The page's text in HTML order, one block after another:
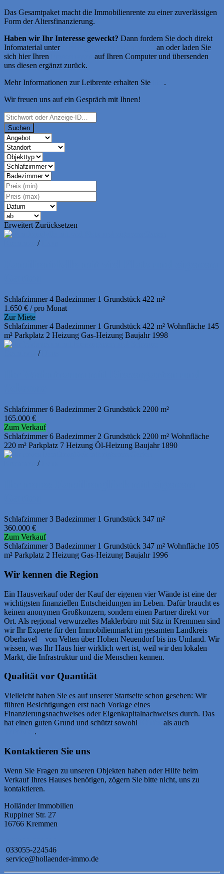
Das Gesamtpaket macht die Immobilienrente zu einer zuverlässigen
Form der Altersfinanzierung.
Haben wir Ihr Interesse geweckt? Dann fordern Sie doch direkt
Infomaterial unter
an oder laden Sie
sich hier Ihren
auf Ihren Computer und übersenden
uns diesen ergänzt zurück.
Mehr Informationen zur Leibrente erhalten Sie
.
Wir freuen uns auf ein Gespräch mit Ihnen!
Erweitert Zurücksetzen
/
Schlafzimmer 4 Badezimmer 1 Grundstück 422 m²
1.650 € / pro Monat
Zur Miete
Schlafzimmer 4 Badezimmer 1 Grundstück 422 m² Wohnfläche 145
m² Parkplatz 2 Heizung Gas-Heizung Baujahr 1998
/
Schlafzimmer 6 Badezimmer 2 Grundstück 2200 m²
165.000 €
Zum Verkauf
Schlafzimmer 6 Badezimmer 2 Grundstück 2200 m² Wohnfläche
220 m² Parkplatz 7 Heizung Öl-Heizung Baujahr 1890
/
Schlafzimmer 3 Badezimmer 1 Grundstück 347 m²
360.000 €
Zum Verkauf
Schlafzimmer 3 Badezimmer 1 Grundstück 347 m² Wohnfläche 105
m² Parkplatz 2 Heizung Gas-Heizung Baujahr 1996
Wir kennen die Region
Ein Hausverkauf oder der Kauf der eigenen vier Wände ist eine der
wichtigsten finanziellen Entscheidungen im Leben. Dafür braucht es
keinen anonymen Großkonzern, sondern einen Partner direkt vor
Ort. Als regional verwurzeltes Maklerbüro mit Sitz in Kremmen sind
wir Ihr Experte für den Immobilienmarkt im gesamten Landkreis
Oberhavel – von Velten über Hohen Neuendorf bis ins Umland. Wir
wissen, was Ihr Haus hier wirklich wert ist, weil wir den lokalen
Markt, die Infrastruktur und die Menschen kennen.
Qualität vor Quantität
Vielleicht haben Sie es auf unserer Startseite schon gesehen: Wir
führen Besichtigungen erst nach Vorlage eines
Finanzierungsnachweises oder Eigenkapitalnachweises durch. Das
hat einen guten Grund und schützt sowohl
als auch
.
Kontaktieren Sie uns
Wenn Sie Fragen zu unseren Objekten haben oder Hilfe beim
Verkauf Ihres Hauses benötigen, zögern Sie bitte nicht, uns zu
kontaktieren.
Holländer Immobilien
Ruppiner Str. 27
16766 Kremmen
033055-224546
service@hollaender-immo.de